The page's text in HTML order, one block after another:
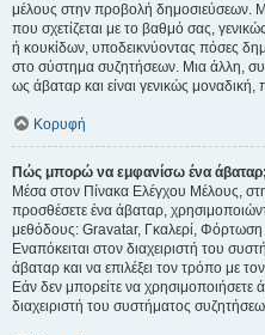
μέλους στην προβολή δημοσιεύσεων.
που σχετίζεται με το βαθμό σας,
ή κουκίδων, υποδεικνύοντας πόσες
στο σύστημα συζητήσεων. Μια άλλη,
ως άβαταρ και είναι γενικώς
Κορυφή
Πώς μπορώ να εμφανίσω ένα άβαταρ;
Μέσα στον Πίνακα Ελέγχου Μέλους,
προσθέσετε ένα άβαταρ,
μεθόδους: Gravatar, Γκαλερί,
Εναπόκειται στον διαχειριστή του
άβαταρ και να επιλέξει τον τρόπο με
Εάν δεν μπορείτε να χρησιμοποιήσετε
διαχειριστή του συστήματος